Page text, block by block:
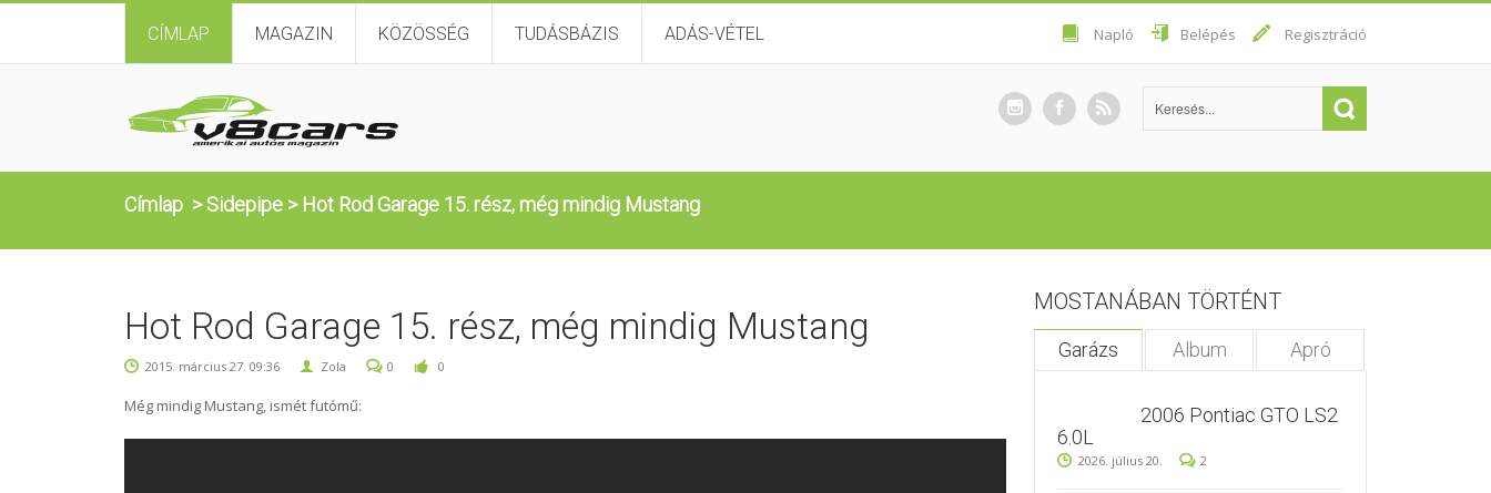
CÍMLAP MAGAZIN KÖZÖSSÉG TUDÁSBÁZIS ADÁS-VÉTEL Napló Belépés Regisztráció
Címlap >Sidepipe > Hot Rod Garage 15. rész, még mindig Mustang
Hot Rod Garage 15. rész, még mindig Mustang
2015. március 27. 09:36 Zola 0 0
Még mindig Mustang, ismét futómű:
MOSTANÁBAN TÖRTÉNT
Garázs Album Apró
2006 Pontiac GTO LS2
6.0L
2026. július 20. 2